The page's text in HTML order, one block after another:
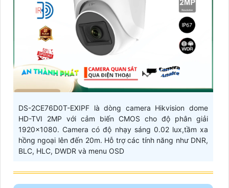
DS-2CE76D0T-EXIPF là dòng camera Hikvision dome
HD-TVI 2MP với cảm biến CMOS cho độ phân giải
1920x1080. Camera có độ nhạy sáng 0.02 lux,tầm xa
hồng ngoại lên đến 20m. Hỗ trợ các tính năng như DNR,
BLC, HLC, DWDR và menu OSD